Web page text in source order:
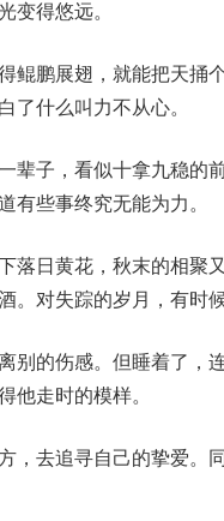
变得悠远。
鹏展翅，就能把天捅
了什么叫力不从心。
子，看似十拿九稳的
有些事终究无能为力。
日黄花，秋末的相聚
。对失踪的岁月，有时
的伤感。但睡着了，
他走时的模样。
去追寻自己的挚爱。